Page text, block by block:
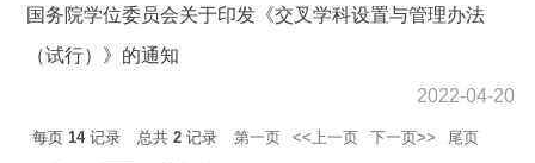
国务院学位委员会关于印发《交叉学科设置与管理办法
（试行）》的通知
2022-04-20
每页 14记录 总共 2 记录 第一页 <<上一页 下一页>>
尾页